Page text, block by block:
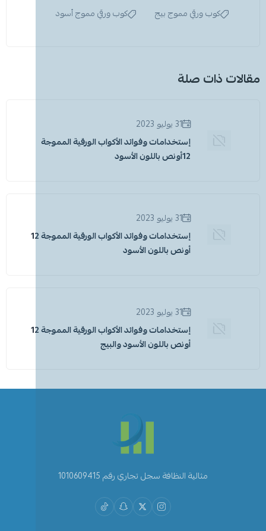
كوب ورقي مموج بيج
كوب ورقي مموج أسود
مقالات ذات صلة
31 يوليو 2023
إستخدامات وفوائد الأكواب الورقية المموجة
12أونص باللون الأسود
31 يوليو 2023
إستخدامات وفوائد الأكواب الورقية المموجة 12
أونص باللون الأسود
31 يوليو 2023
إستخدامات وفوائد الأكواب الورقية المموجة 12
أونص باللون الأسود والبيج
مثالية النظافة سجل تجاري رقم 1010609415